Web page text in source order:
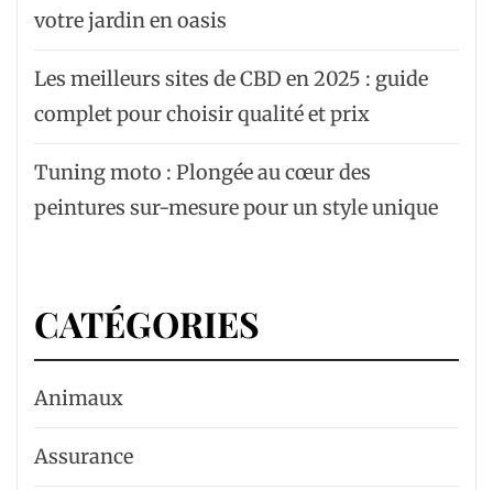
votre jardin en oasis
Les meilleurs sites de CBD en 2025 : guide
complet pour choisir qualité et prix
Tuning moto : Plongée au cœur des
peintures sur-mesure pour un style unique
CATÉGORIES
Animaux
Assurance